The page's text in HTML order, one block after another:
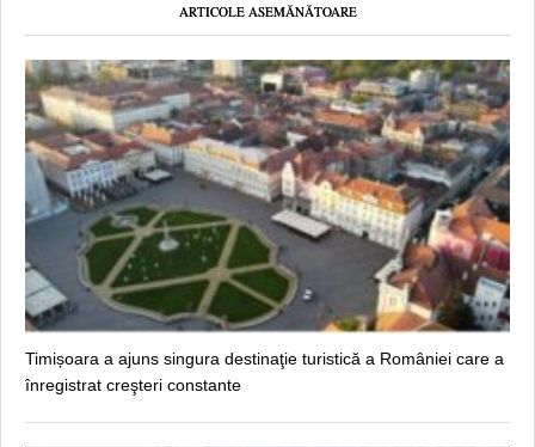
ARTICOLE ASEMĂNĂTOARE
Timișoara a ajuns singura destinaţie turistică a României care a
înregistrat creşteri constante